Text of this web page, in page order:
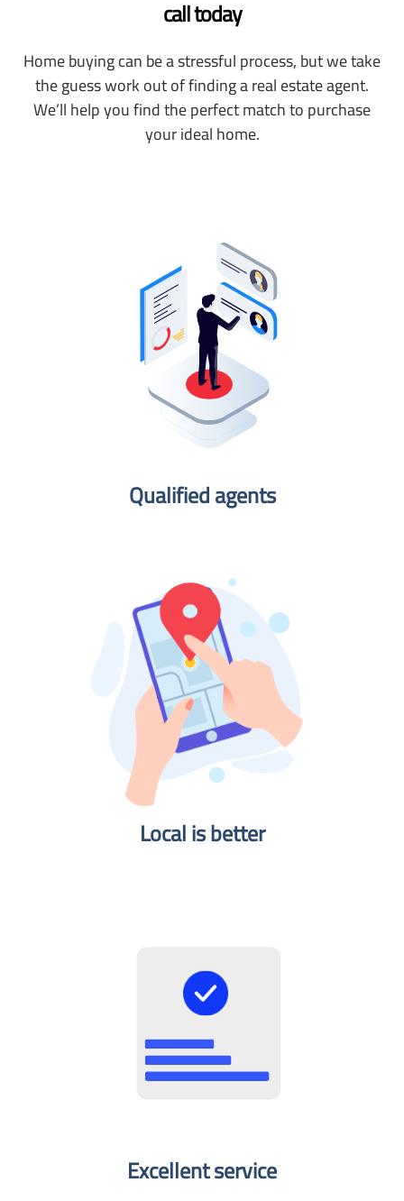
call today
Home buying can be a stressful process, but we take
the guess work out of finding a real estate agent.
We’ll help you find the perfect match to purchase
your ideal home.
Qualified agents​
Local is better​
Excellent service